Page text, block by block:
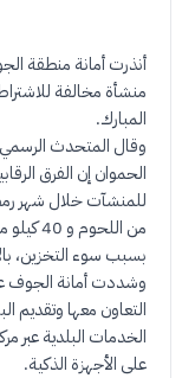
منشأة مخالفة
المبارك.
وقال المتحدث الرسمي
من
بسبب سوء التخزين، بالإضافة
وشددت أمانة الجوف
التعاون معها وتقديم
على الأجهزة الذكية.